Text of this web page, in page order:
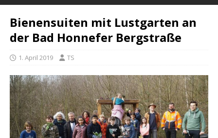
Bienensuiten mit Lustgarten an
der Bad Honnefer Bergstraße
1. April 2019 TS